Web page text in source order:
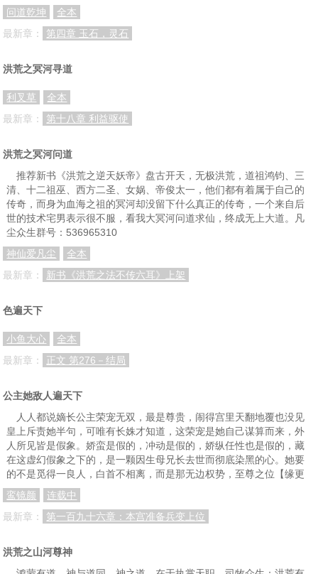
问道乾坤
全本
最新章：
第四章 玉石，灵石
洪荒之冥河寻道
利叉草
全本
最新章：
第十八章 利益驱使
洪荒之冥河问道
推荐新书《洪荒之逆天妖帝》盘古开天，无极洪荒，道祖鸿钧、三
清、十二祖巫、西方二圣、女娲、帝俊太一，他们都有着属于自己的
传奇，而身为血海之祖的冥河却没留下什么真正的传奇，一个来自后
世的技术宅男表示很不服，看我大冥河问道求仙，终成无上大道。凡
尘众生群号：536965310
神仙爱凡尘
全本
最新章：
新书《洪荒之法不传六耳》上架
色遍天下
小鱼大心
全本
最新章：
正文 第276－结局
公主她敌人遍天下
人人都说嫡长公主荣宠无双，最是尊贵，闹得宫里天翻地覆也没见
皇上斥责她半句，可唯有长姝才知道，这荣宠是她自己谋算而来，外
人所见皆是假象。娇蛮是假的，冲动是假的，娇纵任性也是假的，藏
在这虚幻假象之下的，是一颗因生母兄长去世而彻底染黑的心。她要
的不是觅得一良人，白首不相离，而是那无边权势，至尊之位【缘更
鸾镜颜
连载中
最新章：
第一百九十六章：本宫准备兵变上位
洪荒之山河尊神